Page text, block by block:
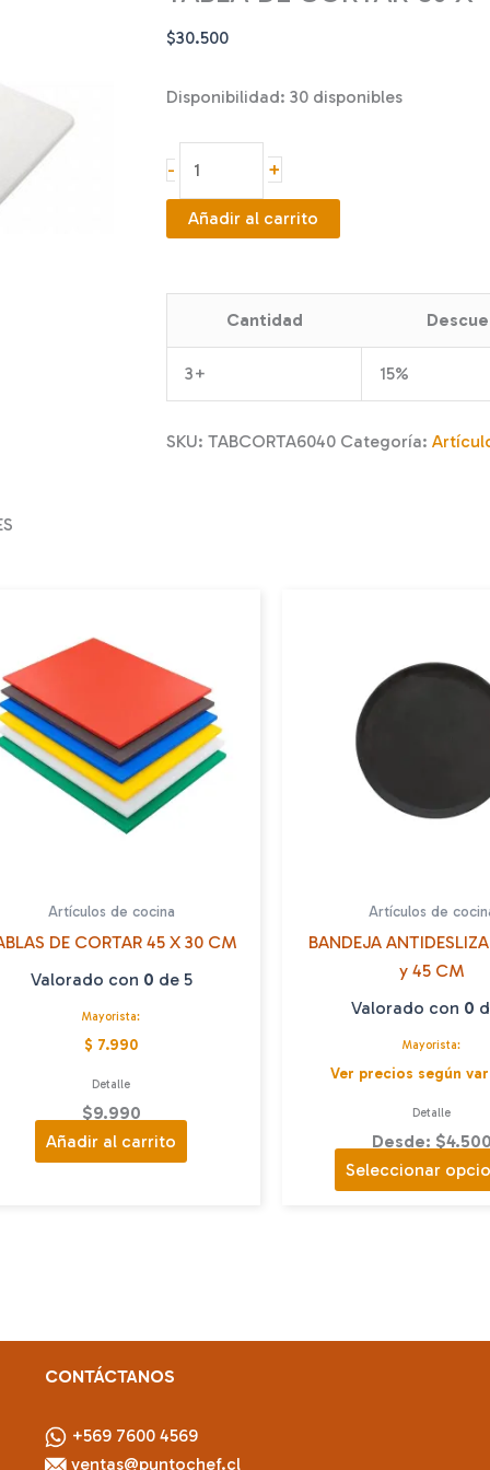
$30.500
Disponibilidad: 30 disponibles
-
DE
CORTAR
60
40
cantidad
+
Añadir al carrito
Cantidad
3+ 15%
SKU: TABCORTA6040 Categoría:
Artículos de cocina
DE CORTAR 45 X 30 CM
Valorado con 0 de 5
Mayorista:
$ 7.990
Detalle
$9.990
Añadir al carrito
Artículos de
BANDEJA
y 45 CM
Valorado con 0
Mayorista:
Ver precios según
Detalle
Desde:
Seleccionar
CONTÁCTANOS
+569 7600 4569
ventas@puntochef.cl